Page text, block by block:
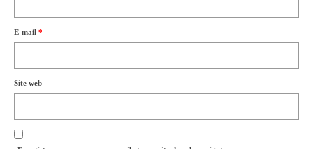
E-mail *
Site web